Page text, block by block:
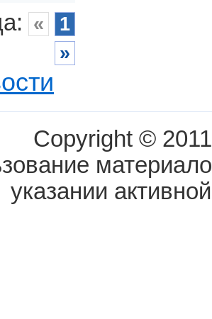
«
1
»
Copyright ©
указании